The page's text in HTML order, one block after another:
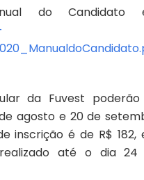
do Candidato
da Fuvest
agosto e 20 de
inscrição é de R$ 182,
até o dia 24